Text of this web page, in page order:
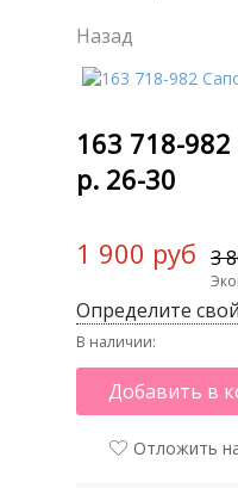
Назад
163 718-
р. 26-30
1 900 руб 3
Определите
В наличии:
Добавить в
Отложить